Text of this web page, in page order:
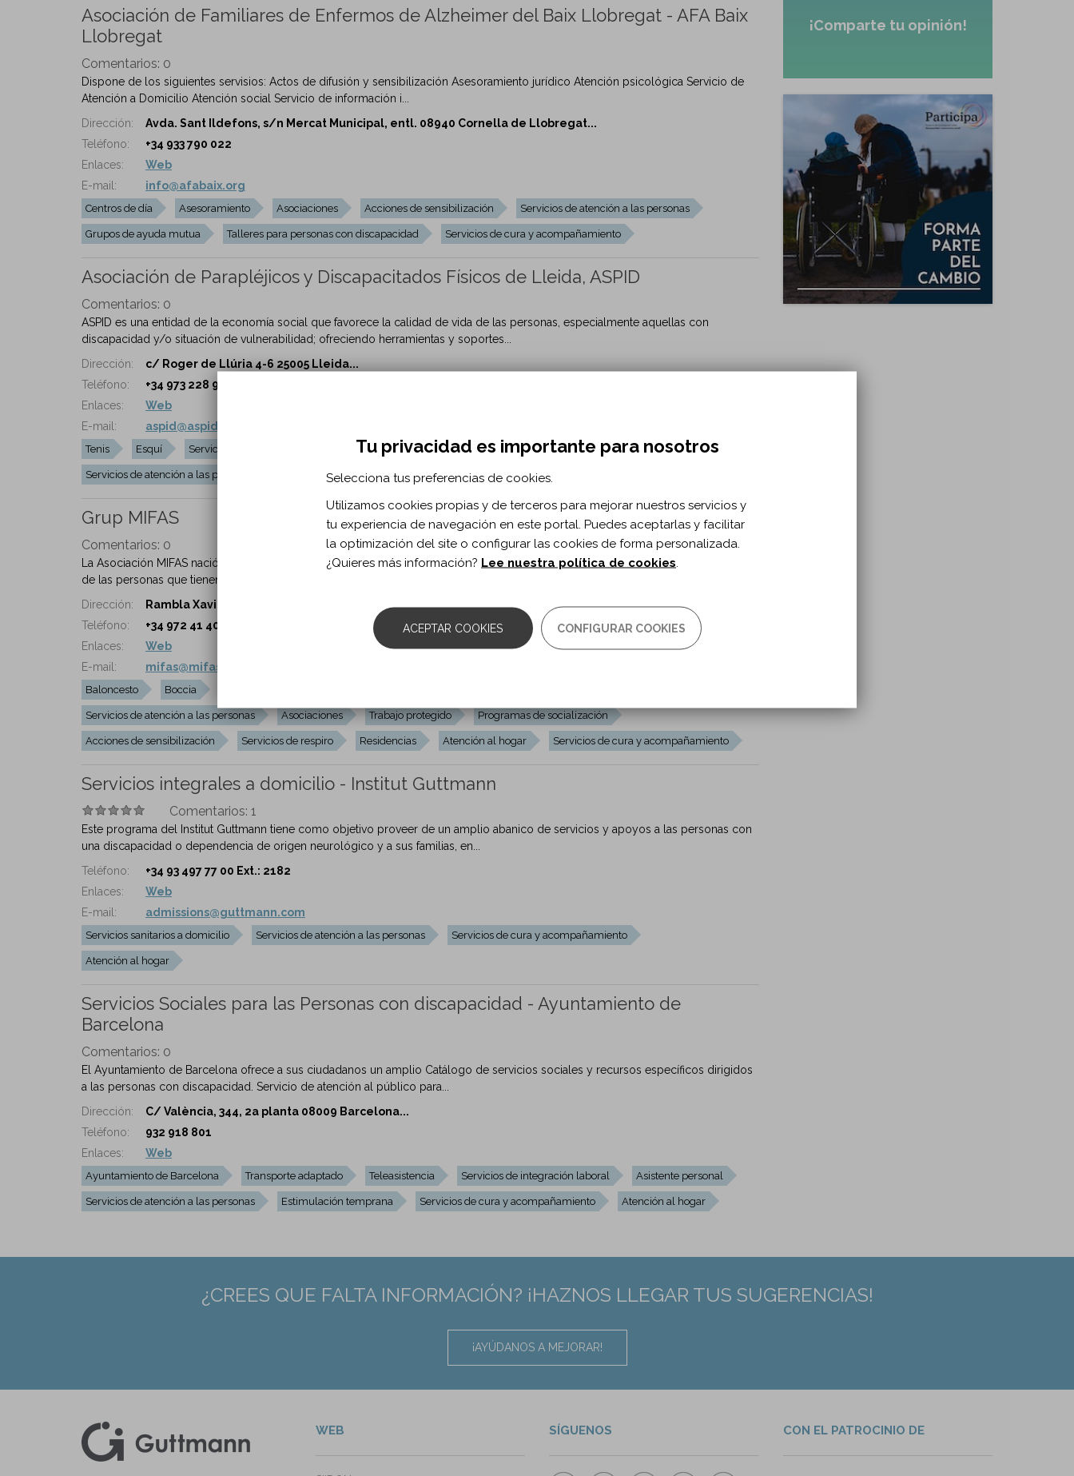
Asociación de Familiares de Enfermos de Alzheimer del Baix Llobregat - AFA Baix
Llobregat
Comentarios: 0
Dispone de los siguientes servisios: Actos de difusión y sensibilización Asesoramiento jurídico Atención psicológica Servicio de
Atención a Domicilio Atención social Servicio de información i...
Dirección:
Avda. Sant Ildefons, s/n Mercat Municipal, entl. 08940 Cornella de Llobregat...
Teléfono:
+34 933 790 022
Enlaces:
Web
E-mail:
info@afabaix.org
Centros de día Asesoramiento Asociaciones Acciones de sensibilización Servicios de atención a las personas
Grupos de ayuda mutua Talleres para personas con discapacidad Servicios de cura y acompañamiento
Asociación de Parapléjicos y Discapacitados Físicos de Lleida, ASPID
Comentarios: 0
ASPID es una entidad de la economía social que favorece la calidad de vida de las personas, especialmente aquellas con
discapacidad y/o situación de vulnerabilidad; ofreciendo herramientas y soportes...
Dirección:
c/ Roger de Llúria 4-6 25005 Lleida...
Teléfono:
+34 973 228 980
Enlaces:
Web
E-mail:
aspid@aspid.cat
Tenis Esquí Servicios de integración laboral Deporte adaptado Trabajo protegido Asociaciones
Servicios de atención a las personas Asistente personal Atención al hogar Servicios de cura y acompañamiento
Grup MIFAS
Comentarios: 0
La Asociación MIFAS nació en 1979 motivada por la necesidad de aunar esfuerzos para atender las demandas y las necesidades
de las personas que tienen algún tipo de discapacidad física en las comarcas...
Dirección:
Rambla Xavier Cugat, 43 17007 Girona...
Teléfono:
+34 972 41 40 41
Enlaces:
Web
E-mail:
mifas@mifas.cat
Baloncesto Boccia
Servicios de atención a las personas Asociaciones Trabajo protegido Programas de socialización
Acciones de sensibilización Servicios de respiro Residencias Atención al hogar Servicios de cura y acompañamiento
Servicios integrales a domicilio - Institut Guttmann
Comentarios: 1
Este programa del Institut Guttmann tiene como objetivo proveer de un amplio abanico de servicios y apoyos a las personas con
una discapacidad o dependencia de origen neurológico y a sus familias, en...
Teléfono:
+34 93 497 77 00 Ext.: 2182
Enlaces:
Web
E-mail:
admissions@guttmann.com
Servicios sanitarios a domicilio Servicios de atención a las personas Servicios de cura y acompañamiento
Atención al hogar
Servicios Sociales para las Personas con discapacidad - Ayuntamiento de
Barcelona
Comentarios: 0
El Ayuntamiento de Barcelona ofrece a sus ciudadanos un amplio Catálogo de servicios sociales y recursos específicos dirigidos
a las personas con discapacidad. Servicio de atención al público para...
Dirección:
C/ València, 344, 2a planta 08009 Barcelona...
Teléfono:
932 918 801
Enlaces:
Web
Ayuntamiento de Barcelona Transporte adaptado Teleasistencia Servicios de integración laboral Asistente personal
Servicios de atención a las personas Estimulación temprana Servicios de cura y acompañamiento Atención al hogar
¡Comparte tu opinión!
¿CREES QUE FALTA INFORMACIÓN? ¡HAZNOS LLEGAR TUS SUGERENCIAS!
¡AYÚDANOS A MEJORAR!
WEB SÍGUENOS CON EL PATROCINIO DE
Tu privacidad es importante para nosotros
Selecciona tus preferencias de cookies.
Utilizamos cookies propias y de terceros para mejorar nuestros servicios y
tu experiencia de navegación en este portal. Puedes aceptarlas y facilitar
la optimización del site o configurar las cookies de forma personalizada.
¿Quieres más información? Lee nuestra política de cookies
ACEPTAR COOKIES CONFIGURAR COOKIES